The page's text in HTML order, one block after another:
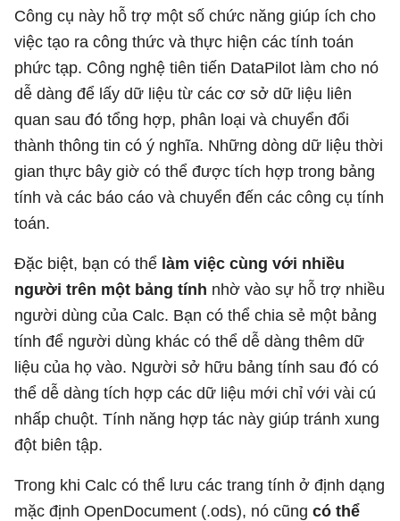
Công cụ này hỗ trợ một số chức năng giúp ích cho
việc tạo ra công thức và thực hiện các tính toán
phức tạp. Công nghệ tiên tiến DataPilot làm cho nó
dễ dàng để lấy dữ liệu từ các cơ sở dữ liệu liên
quan sau đó tổng hợp, phân loại và chuyển đổi
thành thông tin có ý nghĩa. Những dòng dữ liệu thời
gian thực bây giờ có thể được tích hợp trong bảng
tính và các báo cáo và chuyển đến các công cụ tính
toán.
Đặc biệt, bạn có thể làm việc cùng với nhiều
người trên một bảng tính nhờ vào sự hỗ trợ nhiều
người dùng của Calc. Bạn có thể chia sẻ một bảng
tính để người dùng khác có thể dễ dàng thêm dữ
liệu của họ vào. Người sở hữu bảng tính sau đó có
thể dễ dàng tích hợp các dữ liệu mới chỉ với vài cú
nhấp chuột. Tính năng hợp tác này giúp tránh xung
đột biên tập.
Trong khi Calc có thể lưu các trang tính ở định dạng
mặc định OpenDocument (.ods), nó cũng có thể